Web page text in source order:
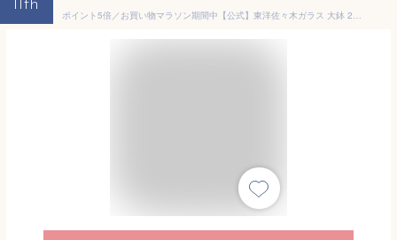
11th
ポイント5倍／お買い物マラソン期間中【公式】東洋佐々木ガラス 大鉢 2個セット そうめん ガラス皿 うつわ めん皿 麺皿 和風 和食器 食器セット ボウル そば うどん めんつゆ プレゼント 贈答 ギフト 流蒼ギフト 佐々木ガラス 夏アイテム 涼しげ